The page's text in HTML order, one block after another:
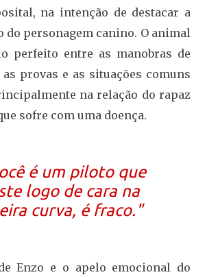
na intenção de destacar a
do personagem canino. O animal
perfeito entre as manobras de
provas e as situações comuns
na relação do rapaz
sofre com uma doença.
é um piloto que
logo de cara na
curva, é fraco."
Enzo e o apelo emocional do